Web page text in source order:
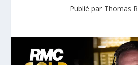
Publié par Thomas